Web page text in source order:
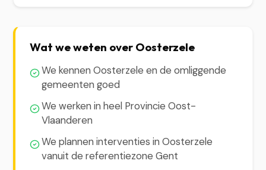
Wat we weten over Oosterzele
We kennen Oosterzele en de omliggende
gemeenten goed
We werken in heel Provincie Oost-
Vlaanderen
We plannen interventies in Oosterzele
vanuit de referentiezone Gent